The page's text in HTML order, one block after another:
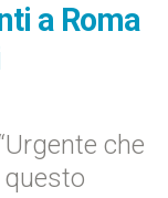
a Roma
che